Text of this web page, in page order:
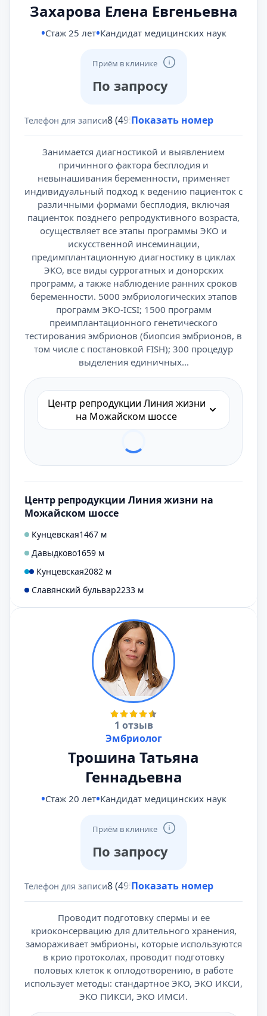
Захарова Елена Евгеньевна
Стаж 25 лет Кандидат медицинских наук
Приём в клинике
По запросу
Телефон для записи8 (495) 431-69-47
Показать номер
Занимается диагностикой и выявлением
причинного фактора бесплодия и
невынашивания беременности, применяет
индивидуальный подход к ведению пациенток с
различными формами бесплодия, включая
пациенток позднего репродуктивного возраста,
осуществляет все этапы программы ЭКО и
искусственной инсеминации,
предимплантационную диагностику в циклах
ЭКО, все виды суррогатных и донорских
программ, а также наблюдение ранних сроков
беременности. 5000 эмбриологических этапов
программ ЭКО-ICSI; 1500 программ
преимплантационного генетического
тестирования эмбрионов (биопсия эмбрионов, в
том числе c постановкой FISH); 300 процедур
выделения единичных...
Центр репродукции Линия жизни
на Можайском шоссе
Центр репродукции Линия жизни на
Можайском шоссе
Кунцевская1467 м
Давыдково1659 м
Кунцевская2082 м
Славянский бульвар2233 м
1 отзыв
Эмбриолог
Трошина Татьяна
Геннадьевна
Стаж 20 лет Кандидат медицинских наук
Приём в клинике
По запросу
Телефон для записи8 (495) 431-69-47
Показать номер
Проводит подготовку спермы и ее
криоконсервацию для длительного хранения,
замораживает эмбрионы, которые используются
в крио протоколах, проводит подготовку
половых клеток к оплодотворению, в работе
использует методы: стандартное ЭКО, ЭКО ИКСИ,
ЭКО ПИКСИ, ЭКО ИМСИ.